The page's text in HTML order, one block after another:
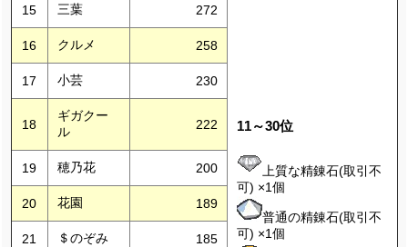
11～30位
上質な精錬石(取引不
可) ×1個
普通の精錬石(取引不
可) ×1個
15 三葉 272
16 クルメ 258
17 小芸 230
18
ギガクー
ル
222
19 穂乃花 200
20 花園 189
21 ＄のぞみ 185